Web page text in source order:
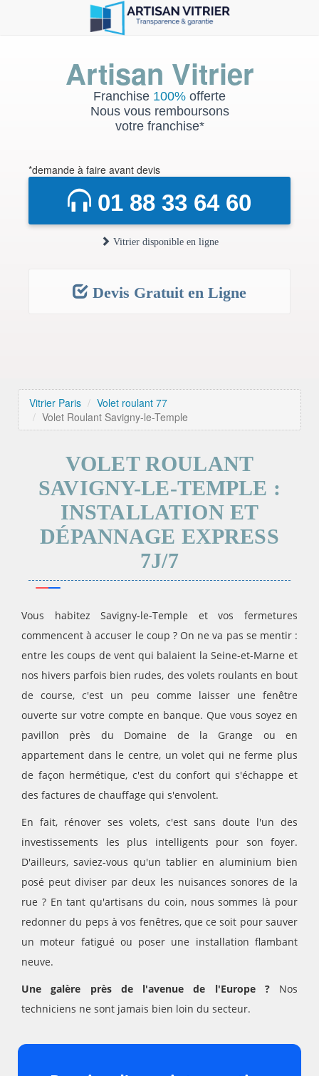
Artisan Vitrier
Franchise 100% offerte
Nous vous remboursons
votre franchise*
*demande à faire avant devis
01 88 33 64 60
Vitrier disponible en ligne
Devis Gratuit en Ligne
Vitrier Paris
Volet roulant 77
Volet Roulant Savigny-le-Temple
VOLET ROULANT
SAVIGNY-LE-TEMPLE :
INSTALLATION ET
DÉPANNAGE EXPRESS
7J/7
Vous habitez Savigny-le-Temple et vos fermetures
commencent à accuser le coup ? On ne va pas se mentir :
entre les coups de vent qui balaient la Seine-et-Marne et
nos hivers parfois bien rudes, des volets roulants en bout
de course, c'est un peu comme laisser une fenêtre
ouverte sur votre compte en banque. Que vous soyez en
pavillon près du Domaine de la Grange ou en
appartement dans le centre, un volet qui ne ferme plus
de façon hermétique, c'est du confort qui s'échappe et
des factures de chauffage qui s'envolent.
En fait, rénover ses volets, c'est sans doute l'un des
investissements les plus intelligents pour son foyer.
D'ailleurs, saviez-vous qu'un tablier en aluminium bien
posé peut diviser par deux les nuisances sonores de la
rue ? En tant qu'artisans du coin, nous sommes là pour
redonner du peps à vos fenêtres, que ce soit pour sauver
un moteur fatigué ou poser une installation flambant
neuve.
Une galère près de l'avenue de l'Europe ?Nos
techniciens ne sont jamais bien loin du secteur.